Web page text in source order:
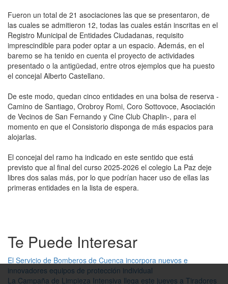
Fueron un total de 21 asociaciones las que se presentaron, de
las cuales se admitieron 12, todas las cuales están inscritas en el
Registro Municipal de Entidades Ciudadanas, requisito
imprescindible para poder optar a un espacio. Además, en el
baremo se ha tenido en cuenta el proyecto de actividades
presentado o la antigüedad, entre otros ejemplos que ha puesto
el concejal Alberto Castellano.
De este modo, quedan cinco entidades en una bolsa de reserva -
Camino de Santiago, Orobroy Romi, Coro Sottovoce, Asociación
de Vecinos de San Fernando y Cine Club Chaplin-, para el
momento en que el Consistorio disponga de más espacios para
alojarlas.
El concejal del ramo ha indicado en este sentido que está
previsto que al final del curso 2025-2026 el colegio La Paz deje
libres dos salas más, por lo que podrían hacer uso de ellas las
primeras entidades en la lista de espera.
Te Puede Interesar
El Servicio de Bomberos de Cuenca incorpora nuevos e
innovadores equipos de protección individual
La Campaña de Limpieza Intensiva llega este jueves a Tiradores